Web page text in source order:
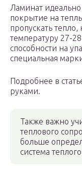
Ламинат
покрытие на
пропускать
температуру 27-
способности на
специальная
Подробнее в
руками.
Также важно
теплового
больше
система